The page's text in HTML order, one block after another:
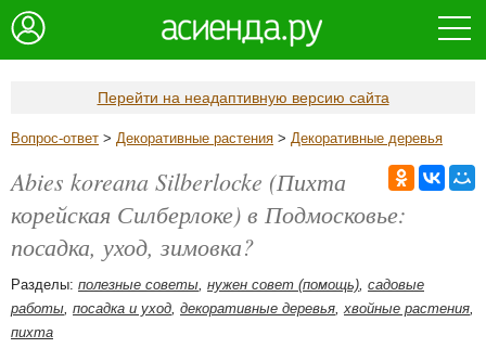
Перейти на неадаптивную версию сайта
Вопрос-ответ > Декоративные растения > Декоративные деревья
Abies koreana Silberlocke (Пихта
корейская Силберлоке) в Подмосковье:
посадка, уход, зимовка?
Разделы: полезные советы, нужен совет (помощь), садовые
работы, посадка и уход, декоративные деревья,хвойные растения,
пихта